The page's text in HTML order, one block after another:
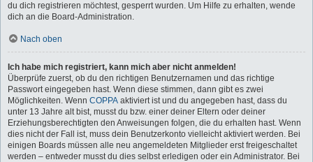
du dich registrieren möchtest, gesperrt wurden. Um Hilfe zu erhalten, wende
dich an die Board-Administration.
Nach oben
Ich habe mich registriert, kann mich aber nicht anmelden!
Überprüfe zuerst, ob du den richtigen Benutzernamen und das richtige
Passwort eingegeben hast. Wenn diese stimmen, dann gibt es zwei
Möglichkeiten. Wenn COPPA aktiviert ist und du angegeben hast, dass du
unter 13 Jahre alt bist, musst du bzw. einer deiner Eltern oder deiner
Erziehungsberechtigten den Anweisungen folgen, die du erhalten hast. Wenn
dies nicht der Fall ist, muss dein Benutzerkonto vielleicht aktiviert werden. Bei
einigen Boards müssen alle neu angemeldeten Mitglieder erst freigeschaltet
werden – entweder musst du dies selbst erledigen oder ein Administrator. Bei